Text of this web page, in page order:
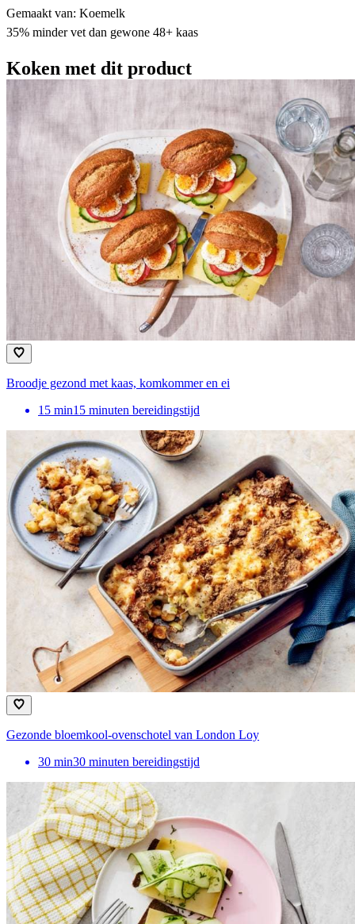
Gemaakt van: Koemelk
35% minder vet dan gewone 48+ kaas
Koken met dit product
Broodje gezond met kaas, komkommer en ei
15 min15 minuten bereidingstijd
Gezonde bloemkool-ovenschotel van London Loy
30 min30 minuten bereidingstijd